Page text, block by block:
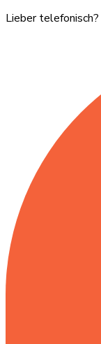
Lieber telefonisch?